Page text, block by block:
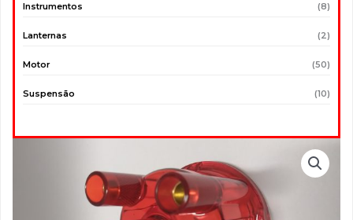
Instrumentos (8)
Lanternas (2)
Motor (50)
Suspensão (10)